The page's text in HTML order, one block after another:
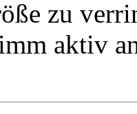
zu
aktiv